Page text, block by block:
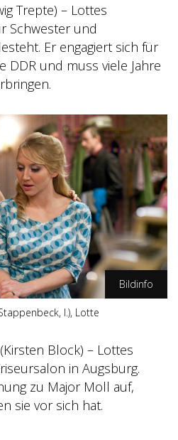
Trepte) – Lottes
Schwester und
Er engagiert sich für
DDR und muss viele Jahre
Bildinfo
ZDF/Oliver Vaccaro
l.), ​​​​​​Lotte
(Kirsten Block) – Lottes
in Augsburg.
zu Major Moll auf,
sie vor sich hat.